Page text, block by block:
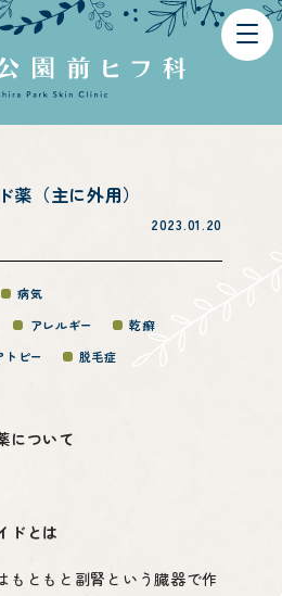
薬（主に外用）
2023.01.20
病気
アレルギー
乾癬
トピー 脱毛症
について
ドとは
もともと副腎という臓器で作